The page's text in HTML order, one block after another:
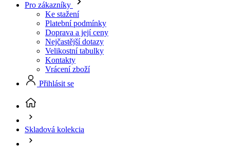
Pro zákazníky
Ke stažení
Platební podmínky
Doprava a její ceny
Nejčastější dotazy
Velikostní tabulky
Kontakty
Vrácení zboží
Přihlásit se
Skladová kolekcia